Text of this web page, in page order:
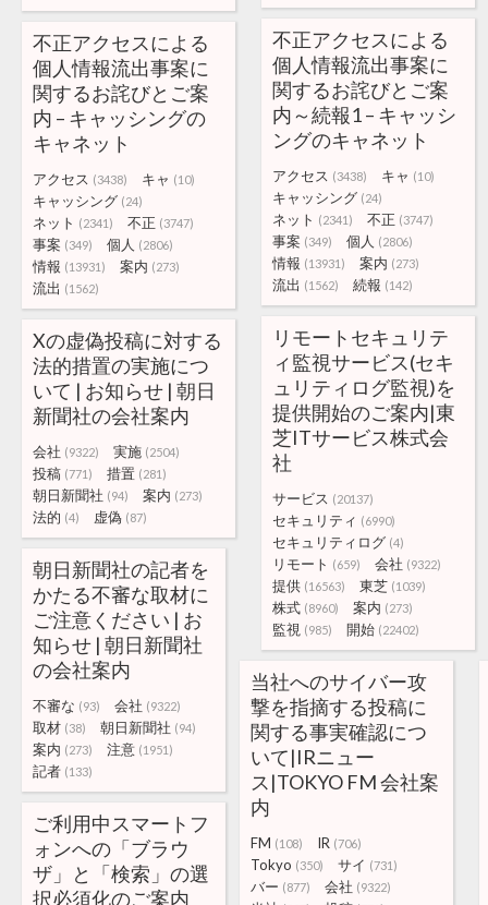
不正アクセスによる
個人情報流出事案に
関するお詫びとご案
内～続報1 – キャッシ
ングのキャネット
アクセス (3438) キャ (10)
キャッシング (24)
ネット (2341) 不正 (3747)
事案 (349) 個人 (2806)
情報 (13931) 案内 (273)
流出 (1562) 続報 (142)
不正アクセスによる
個人情報流出事案に
関するお詫びとご案
内 – キャッシングの
キャネット
アクセス (3438) キャ (10)
キャッシング (24)
ネット (2341) 不正 (3747)
事案 (349) 個人 (2806)
情報 (13931) 案内 (273)
流出 (1562)
リモートセキュリテ
ィ監視サービス(セキ
ュリティログ監視)を
提供開始のご案内|東
芝ITサービス株式会
社
サービス (20137)
セキュリティ (6990)
セキュリティログ (4)
リモート (659) 会社 (9322)
提供 (16563) 東芝 (1039)
株式 (8960) 案内 (273)
監視 (985) 開始 (22402)
Xの虚偽投稿に対する
法的措置の実施につ
いて | お知らせ | 朝日
新聞社の会社案内
会社 (9322) 実施 (2504)
投稿 (771) 措置 (281)
朝日新聞社 (94) 案内 (273)
法的 (4) 虚偽 (87)
朝日新聞社の記者を
かたる不審な取材に
ご注意ください | お
知らせ | 朝日新聞社
の会社案内
不審な (93) 会社 (9322)
取材 (38) 朝日新聞社 (94)
案内 (273) 注意 (1951)
記者 (133)
当社へのサイバー攻
撃を指摘する投稿に
関する事実確認につ
いて|IRニュー
ス|TOKYO FM 会社案
内
FM (108) IR (706)
Tokyo (350) サイ (731)
バー (877) 会社 (9322)
ご利用中スマートフ
ォンへの「ブラウ
ザ」と「検索」の選
択必須化のご案内